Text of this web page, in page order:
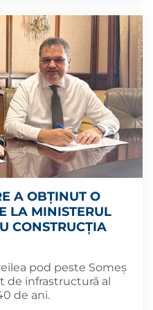
A OBȚINUT O
LA MINISTERUL
CONSTRUCȚIA
pod peste Someș
de infrastructură al
de ani.